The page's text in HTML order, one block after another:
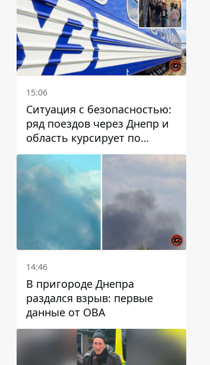
15:06
Ситуация с безопасностью:
ряд поездов через Днепр и
область курсирует по
измененному маршруту, а
часть пути заменили
автобусами и электричками
14:46
В пригороде Днепра
раздался взрыв: первые
данные от ОВА